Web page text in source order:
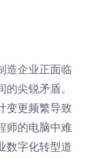
造企业正面临
尖锐矛盾。
变更频繁导致
师的电脑中难
数字化转型道